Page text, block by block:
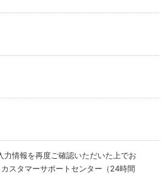
情報を再度ご確認いただいた上でお
スタマーサポートセンター（24時間